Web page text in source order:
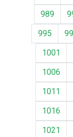
989
995
1001
1006
1011
1016
1021